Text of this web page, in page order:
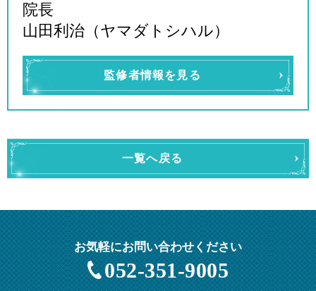
院長
山田利治（ヤマダトシハル）
監修者情報を見る
一覧へ戻る
お気軽にお問い合わせください
052-351-9005